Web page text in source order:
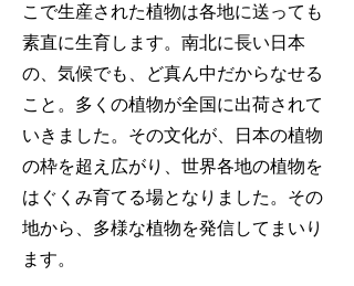
こで生産された植物は各地に送っても
素直に生育します。南北に長い日本
の、気候でも、ど真ん中だからなせる
こと。多くの植物が全国に出荷されて
いきました。その文化が、日本の植物
の枠を超え広がり、世界各地の植物を
はぐくみ育てる場となりました。その
地から、多様な植物を発信してまいり
ます。